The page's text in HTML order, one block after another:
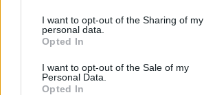
I want to opt-out of the Sharing of my
personal data.
Opted In
I want to opt-out of the Sale of my
Personal Data.
Opted In